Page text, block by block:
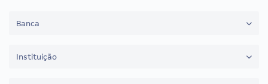
Banca
Instituição